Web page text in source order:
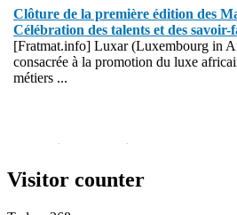
Clôture de la première édition des
Célébration des talents et des
[Fratmat.info] Luxar (Luxembourg in
consacrée à la promotion du luxe
métiers ...
Protection de l'environnement - La
[Fratmat.info] La Roots Wild
Visitor counter